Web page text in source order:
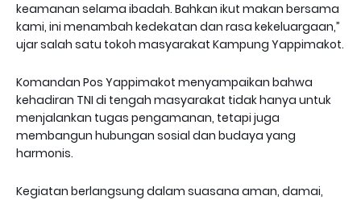
keamanan selama ibadah. Bahkan ikut makan bersama
kami, ini menambah kedekatan dan rasa kekeluargaan,”
ujar salah satu tokoh masyarakat Kampung Yappimakot.
Komandan Pos Yappimakot menyampaikan bahwa
kehadiran TNI di tengah masyarakat tidak hanya untuk
menjalankan tugas pengamanan, tetapi juga
membangun hubungan sosial dan budaya yang
harmonis.
Kegiatan berlangsung dalam suasana aman, damai,